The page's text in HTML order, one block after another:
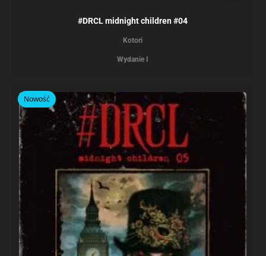
#DRCL midnight children #04
Kotori
Wydanie I
Nowość